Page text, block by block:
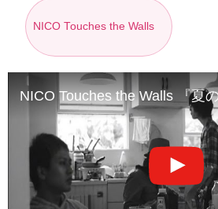
NICO Touches the Walls
NICO Touches the Walls 『夏